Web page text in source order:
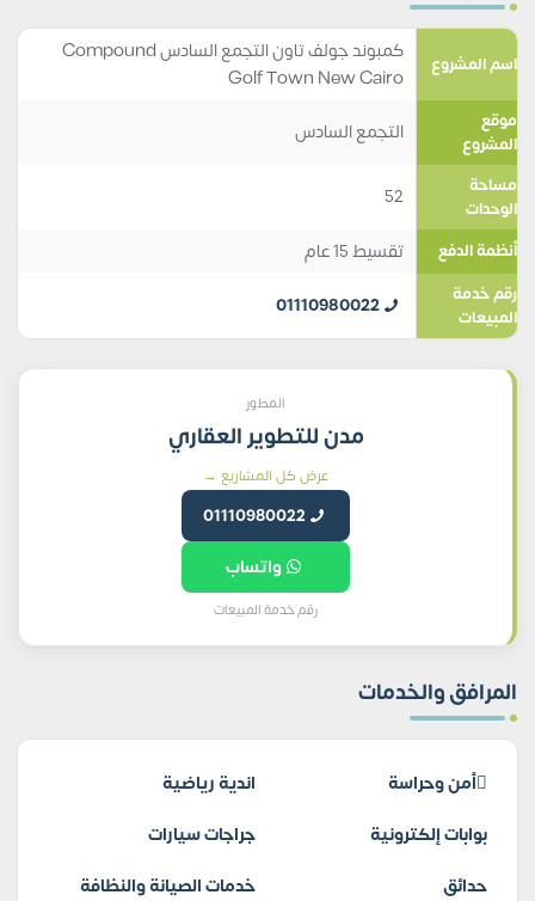
اسم المشروع
كمبوند جولف تاون التجمع السادس Compound
Golf Town New Cairo
موقع
المشروع
التجمع السادس
مساحة
الوحدات
52
أنظمة الدفع تقسيط 15 عام
رقم خدمة
المبيعات
01110980022
المطور
مدن للتطوير العقاري
عرض كل المشاريع →
01110980022
واتساب
رقم خدمة المبيعات
المرافق والخدمات
أمن وحراسة
اندية رياضية
بوابات إلكترونية
جراجات سيارات
حدائق
خدمات الصيانة والنظافة